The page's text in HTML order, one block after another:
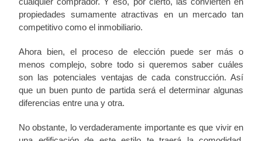
propiedades sumamente atractivas en un mercado tan
competitivo como el inmobiliario.
Ahora bien, el proceso de elección puede ser más o
menos complejo, sobre todo si queremos saber cuáles
son las potenciales ventajas de cada construcción. Así
que un buen punto de partida será el determinar algunas
diferencias entre una y otra.
No obstante, lo verdaderamente importante es que vivir en